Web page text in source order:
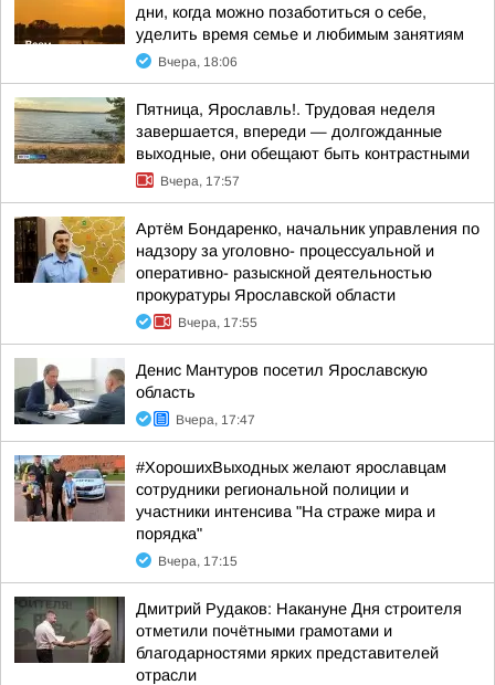
дни, когда можно позаботиться о себе,
уделить время семье и любимым занятиям
Вчера, 18:06
Пятница, Ярославль!. Трудовая неделя
завершается, впереди — долгожданные
выходные, они обещают быть контрастными
Вчера, 17:57
Артём Бондаренко, начальник управления по
надзору за уголовно- процессуальной и
оперативно- разыскной деятельностью
прокуратуры Ярославской области
Вчера, 17:55
Денис Мантуров посетил Ярославскую
область
Вчера, 17:47
#ХорошихВыходных желают ярославцам
сотрудники региональной полиции и
участники интенсива "На страже мира и
порядка"
Вчера, 17:15
Дмитрий Рудаков: Накануне Дня строителя
отметили почётными грамотами и
благодарностями ярких представителей
отрасли